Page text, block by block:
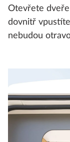
Otevřete
dovnitř
nebudou